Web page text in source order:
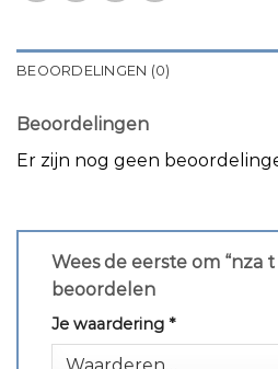
BEOORDELINGEN (0)
Beoordelingen
Er zijn nog geen
Wees de eerste om “nza
beoordelen
Je waardering *